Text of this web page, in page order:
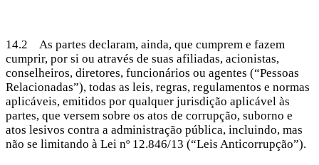
14.2 As partes declaram, ainda, que cumprem e fazem
cumprir, por si ou através de suas afiliadas, acionistas,
conselheiros, diretores, funcionários ou agentes (“Pessoas
Relacionadas”), todas as leis, regras, regulamentos e normas
aplicáveis, emitidos por qualquer jurisdição aplicável às
partes, que versem sobre os atos de corrupção, suborno e
atos lesivos contra a administração pública, incluindo, mas
não se limitando à Lei nº 12.846/13 (“Leis Anticorrupção”).